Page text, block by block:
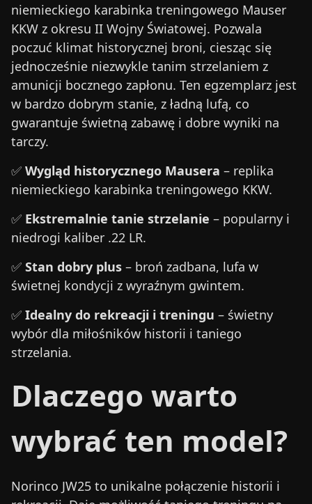
niemieckiego karabinka treningowego Mauser
KKW z okresu II Wojny Światowej. Pozwala
poczuć klimat historycznej broni, ciesząc się
jednocześnie niezwykle tanim strzelaniem z
amunicji bocznego zapłonu. Ten egzemplarz jest
w bardzo dobrym stanie, z ładną lufą, co
gwarantuje świetną zabawę i dobre wyniki na
tarczy.
✅ Wygląd historycznego Mausera – replika
niemieckiego karabinka treningowego KKW.
✅ Ekstremalnie tanie strzelanie – popularny i
niedrogi kaliber .22 LR.
✅ Stan dobry plus – broń zadbana, lufa w
świetnej kondycji z wyraźnym gwintem.
✅ Idealny do rekreacji i treningu – świetny
wybór dla miłośników historii i taniego
strzelania.
Dlaczego warto
wybrać ten model?
Norinco JW25 to unikalne połączenie historii i